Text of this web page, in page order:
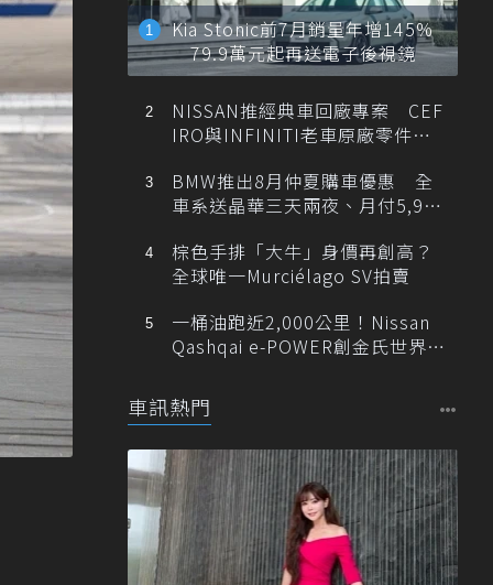
Kia Stonic前7月銷量年增145%
79.9萬元起再送電子後視鏡
NISSAN推經典車回廠專案 CEF
IRO與INFINITI老車原廠零件最
BMW推出8月仲夏購車優惠 全
車系送晶華三天兩夜、月付5,900
棕色手排「大牛」身價再創高？
全球唯一Murciélago SV拍賣
一桶油跑近2,000公里！Nissan
Qashqai e-POWER創金氏世界紀
車訊熱門